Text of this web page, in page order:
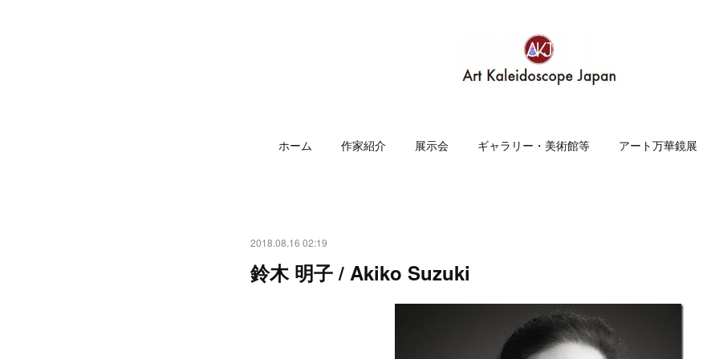
ホーム 作家紹介 展示会 ギャラリー・美術館等 アート万華鏡展
2018.08.16 02:19
鈴木 明子 / Akiko Suzuki